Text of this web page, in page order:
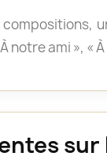
notre ami », «
sur